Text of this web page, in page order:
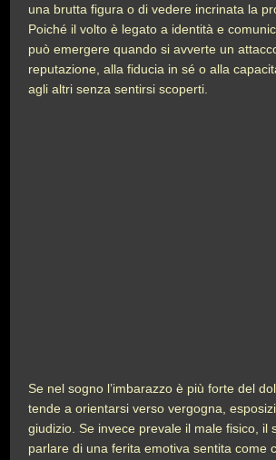
una brutta figura o di vedere incrinata la
Poiché il volto è legato a identità e
può emergere quando si avverte un
reputazione, alla fiducia in sé o alla
agli altri senza sentirsi scoperti.
Se nel sogno l’imbarazzo è più forte del
tende a orientarsi verso vergogna,
giudizio. Se invece prevale il male fisico, il
parlare di una ferita emotiva sentita come